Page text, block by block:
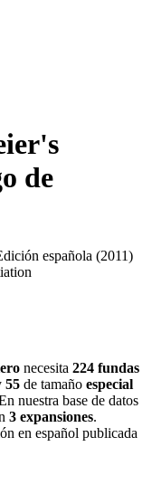
de
española (2011)
necesita 224 fundas
55 de tamaño especial
nuestra base de datos
3 expansiones.
en español publicada